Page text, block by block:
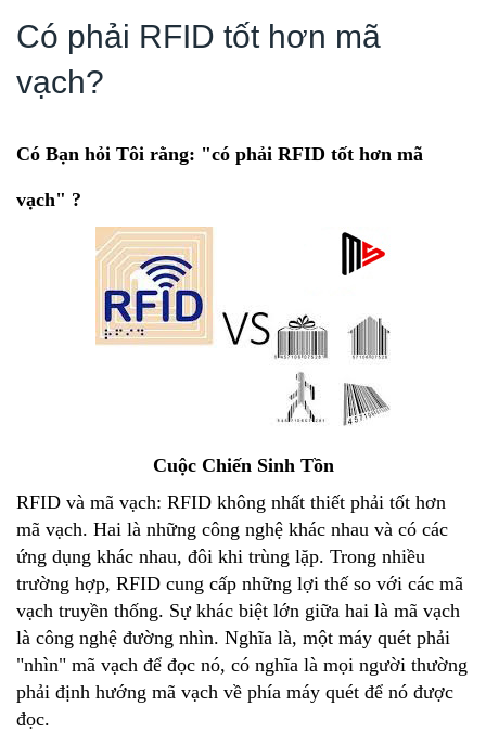
Có phải RFID tốt hơn mã
vạch?
Có Bạn hỏi Tôi rằng: "có phải RFID tốt hơn mã
vạch" ?
Cuộc Chiến Sinh Tồn
RFID và mã vạch: RFID không nhất thiết phải tốt hơn
mã vạch. Hai là những công nghệ khác nhau và có các
ứng dụng khác nhau, đôi khi trùng lặp. Trong nhiều
trường hợp, RFID cung cấp những lợi thế so với các mã
vạch truyền thống. Sự khác biệt lớn giữa hai là mã vạch
là công nghệ đường nhìn. Nghĩa là, một máy quét phải
"nhìn" mã vạch để đọc nó, có nghĩa là mọi người thường
phải định hướng mã vạch về phía máy quét để nó được
đọc.